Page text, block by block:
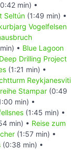
min) •
Seltún (1:49 min) •
Vogelfelsen
• Blue Lagoon
Drilling Project
(1:21 min) •
Reykjanesviti
Stampar (0:49
min) •
(1:45 min) •
min) • Reise zum
(1:57 min) •
(0:38 min) •